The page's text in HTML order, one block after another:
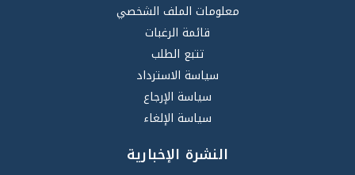
معلومات الملف الشخصي
قائمة الرغبات
تتبع الطلب
سياسة الاسترداد
سياسة الإرجاع
سياسة الإلغاء
النشرة الإخبارية